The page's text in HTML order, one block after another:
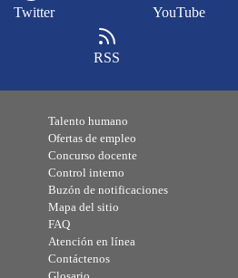
Twitter YouTube
RSS
Talento humano
Ofertas de empleo
Concurso docente
Control interno
Buzón de notificaciones
Mapa del sitio
FAQ
Atención en línea
Contáctenos